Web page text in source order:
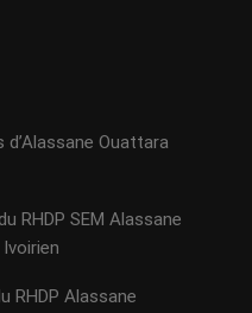
Ouattara
RHDP SEM Alassane
RHDP Alassane